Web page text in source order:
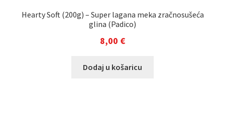
Hearty Soft (200g) – Super lagana meka zračnosušeća
glina (Padico)
8,00 €
Dodaj u košaricu